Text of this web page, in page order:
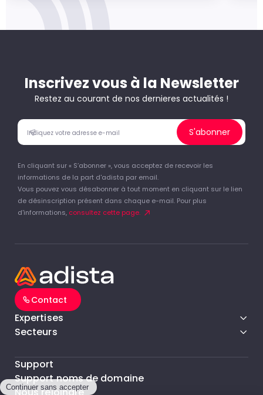
Inscrivez vous à la Newsletter
Restez au courant de nos dernieres actualités !
S'abonner
En cliquant sur « S’abonner », vous acceptez de recevoir les
informations de la part d'adista par email.
Vous pouvez vous désabonner à tout moment en cliquant sur le lien
de désinscription présent dans chaque e-mail. Pour plus
d'informations, consultez cette page.
Contact
Expertises
Secteurs
Support
Support noms de domaine